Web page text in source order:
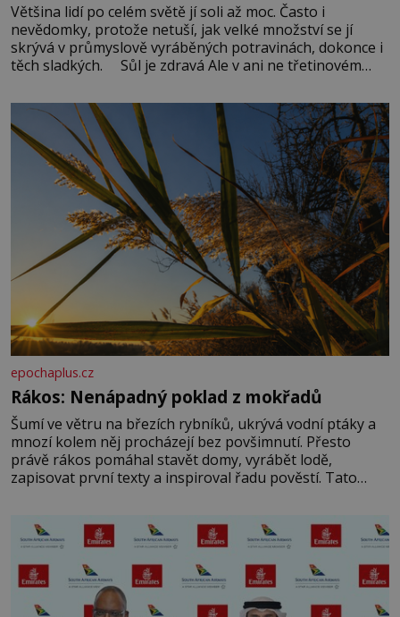
Většina lidí po celém světě jí soli až moc. Často i
nevědomky, protože netuší, jak velké množství se jí
skrývá v průmyslově vyráběných potravinách, dokonce i
těch sladkých. Sůl je zdravá Ale v ani ne třetinovém
základní složky– sodík a chlór – jsou zásadní pro
správné hospodaření
epochaplus.cz
Rákos: Nenápadný poklad z mokřadů
Šumí ve větru na březích rybníků, ukrývá vodní ptáky a
mnozí kolem něj procházejí bez povšimnutí. Přesto
právě rákos pomáhal stavět domy, vyrábět lodě,
zapisovat první texty a inspiroval řadu pověstí. Tato
letního koupání. Stačí se však podívat